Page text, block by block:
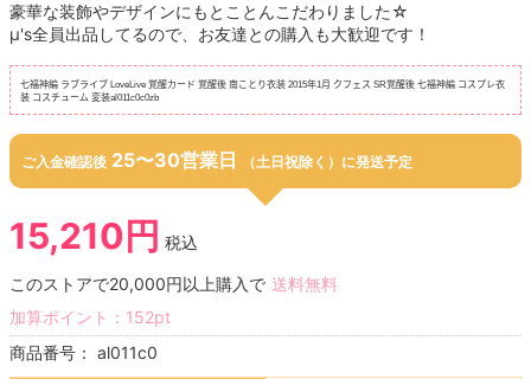
豪華な装飾やデザインにもとことんこだわりました☆
μ's全員出品してるので、お友達との購入も大歓迎です！
七福神編 ラブライブ LoveLive 覚醒カード 覚醒後 南ことり衣装 2015年1月 クフェス SR覚醒後 七福神編 コスプレ衣
装 コスチューム 変装al011c0c0zb
ご入金確認後 25〜30営業日 （土日祝除く）に発送予定
15,210円 税込
このストアで20,000円以上購入で 送料無料
加算ポイント： 152pt
商品番号： al011c0